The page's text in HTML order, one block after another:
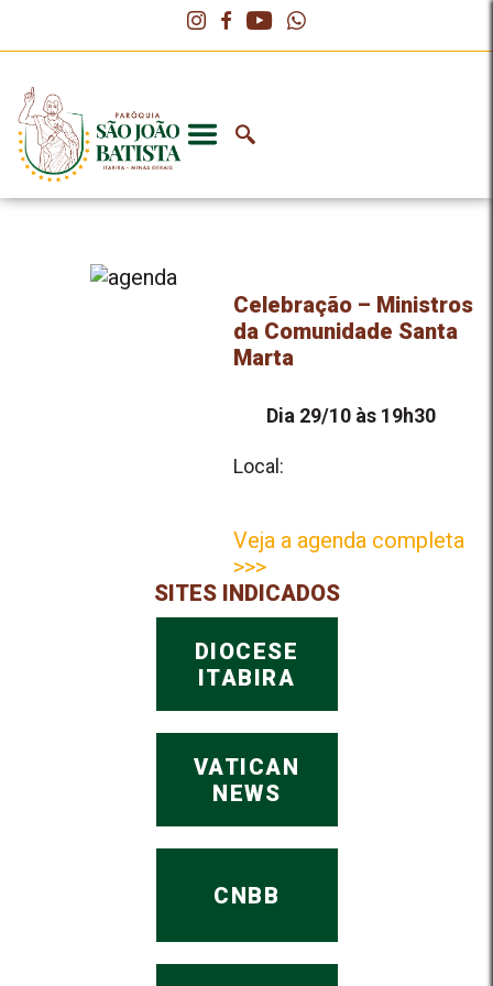
Celebração – Ministros
da Comunidade Santa
Marta
Dia 29/10 às 19h30
Local:
Veja a agenda completa
>>>
SITES INDICADOS
DIOCESE
ITABIRA
VATICAN
NEWS
CNBB